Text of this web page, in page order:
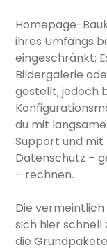
Homepage-
ihres Umfangs
eingeschränkt:
Bildergalerie
gestellt, jedoch
du mit
Support und
Datenschutz –
– rechnen.
Die
sich hier schnell
die